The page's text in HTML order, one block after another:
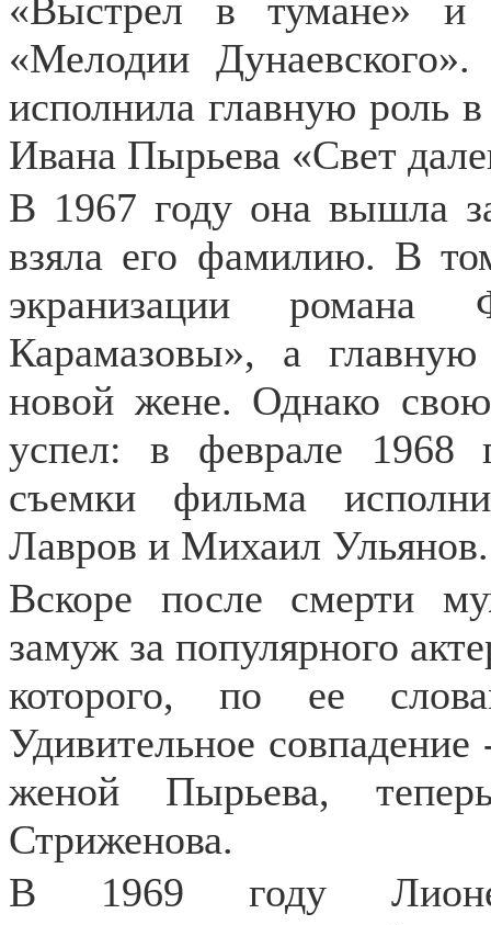
«Выстрел в тумане» и
«Мелодии
исполнила главную роль
Ивана Пырьева «Свет
В 1967 году она вышла
взяла его фамилию. В
экранизации романа
Карамазовы», а
новой жене. Однако
успел: в феврале 1968
съемки фильма
Лавров и Михаил Ульянов.
Вскоре после смерти
замуж за популярного
которого, по ее
Удивительное
женой Пырьева,
Стриженова.
В 1969 году